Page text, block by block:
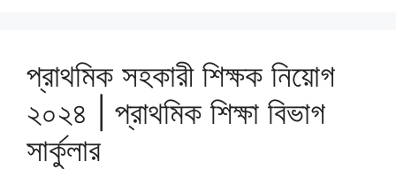
প্রাথমিক সহকারী শিক্ষক নিয়োগ
২০২৪ | প্রাথমিক শিক্ষা বিভাগ
সার্কুলার